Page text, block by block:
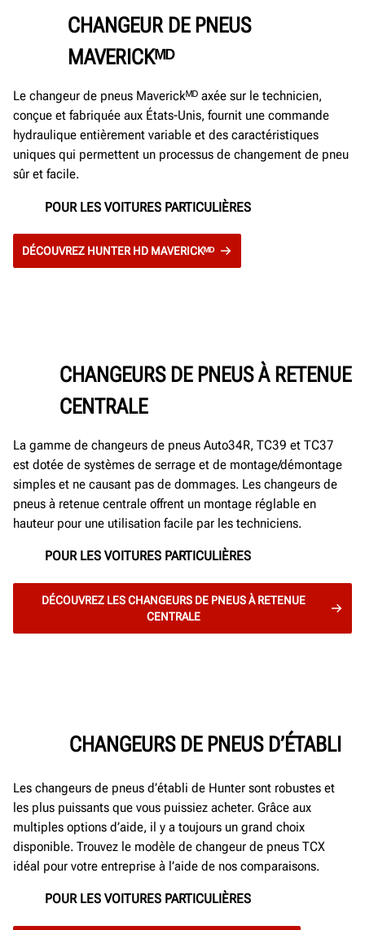
CHANGEUR DE PNEUS
MAVERICKᴹᴰ
Le changeur de pneus Maverickᴹᴰ axée sur le technicien,
conçue et fabriquée aux États-Unis, fournit une commande
hydraulique entièrement variable et des caractéristiques
uniques qui permettent un processus de changement de pneu
sûr et facile.
POUR LES VOITURES PARTICULIÈRES
DÉCOUVREZ HUNTER HD MAVERICKᴹᴰ
CHANGEURS DE PNEUS À RETENUE
CENTRALE
La gamme de changeurs de pneus Auto34R, TC39 et TC37
est dotée de systèmes de serrage et de montage/démontage
simples et ne causant pas de dommages. Les changeurs de
pneus à retenue centrale offrent un montage réglable en
hauteur pour une utilisation facile par les techniciens.
POUR LES VOITURES PARTICULIÈRES
DÉCOUVREZ LES CHANGEURS DE PNEUS À RETENUE
CENTRALE
CHANGEURS DE PNEUS D’ÉTABLI
Les changeurs de pneus d’établi de Hunter sont robustes et
les plus puissants que vous puissiez acheter. Grâce aux
multiples options d’aide, il y a toujours un grand choix
disponible. Trouvez le modèle de changeur de pneus TCX
idéal pour votre entreprise à l’aide de nos comparaisons.
POUR LES VOITURES PARTICULIÈRES